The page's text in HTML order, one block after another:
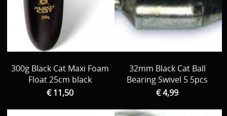
300g Black Cat Maxi Foam
Float 25cm black
€ 11,50
32mm Black Cat Ball
Bearing Swivel 5 5pcs
€ 4,99